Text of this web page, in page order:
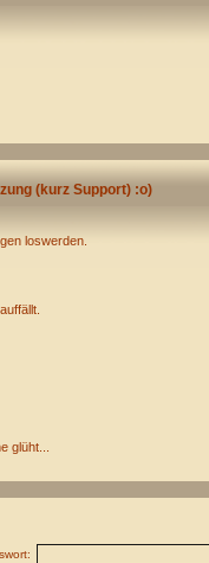
(kurz Support) :o)
loswerden.
glüht...